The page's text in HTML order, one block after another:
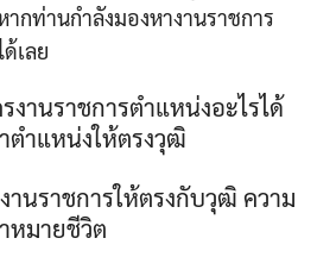
กท่านกำลังมองหางานราชการ
เลย
านราชการตำแหน่งอะไรได้
ตำแหน่งให้ตรงวุฒิ
านราชการให้ตรงกับวุฒิ ความ
หมายชีวิต